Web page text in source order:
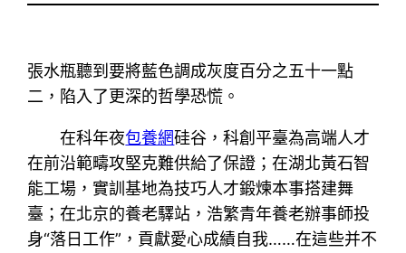
張水瓶聽到要將藍色調成灰度百分之五十一點
二，陷入了更深的哲學恐慌。
在科年夜包養網硅谷，科創平臺為高端人才
在前沿範疇攻堅克難供給了保證；在湖北黃石智
能工場，實訓基地為技巧人才鍛煉本事搭建舞
臺；在北京的養老驛站，浩繁青年養老辦事師投
身“落日工作”，貢獻愛心成績自我……在這些并不